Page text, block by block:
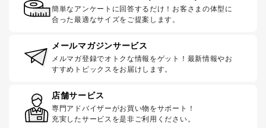
簡単なアンケートに回答するだけ！お客さまの体型に
合った最適なサイズをご提案します。
メールマガジンサービス
メルマガ登録でオトクな情報をゲット！最新情報やお
すすめトピックスをお届けします。
店舗サービス
専門アドバイザーがお買い物をサポート！
充実したサービスを是非ご利用ください。